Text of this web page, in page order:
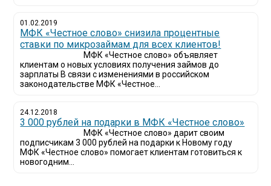
01.02.2019
МФК «Честное слово» снизила процентные
ставки по микрозаймам для всех клиентов!
МФК «Честное слово» объявляет
клиентам о новых условиях получения займов до
зарплаты В связи с изменениями в российском
законодательстве МФК «Честное...
24.12.2018
3 000 рублей на подарки в МФК «Честное слово»
МФК «Честное слово» дарит своим
подписчикам 3 000 рублей на подарки к Новому году
МФК «Честное слово» помогает клиентам готовиться к
новогодним...